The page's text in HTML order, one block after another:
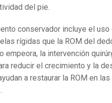
del pie.
conservador incluye el
rígidas que la ROM del
empeora, la intervención
reducir el crecimiento y la
a restaurar la ROM en